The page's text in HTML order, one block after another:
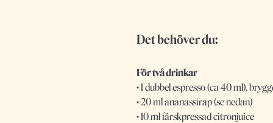
Det behöver du:
För två drinkar
• 1 dubbel espresso (ca 40 ml),
• 20 ml ananassirap (se nedan)
• 10 ml färskpressad citronjuice